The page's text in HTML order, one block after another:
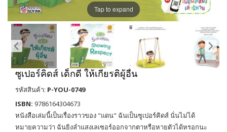
Tap to expand
ซูเปอร์คิดส์ เด็กดี ให้เกียรติผู้อื่น
รหัสสินค้า: P-YOU-0749
ISBN: 9786164304673
หนังสือเล่มนี้เป็นเรื่องราวของ "แดน" ฉันเป็นซูเปอร์คิดส์ นั่นไม่ได้
หมายความว่า ฉันยิงลำแสงเลเซอร์ออกจากตาหรือหายตัวได้หรอกนะ